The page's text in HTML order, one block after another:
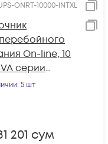
ONRT-10000-INTXL
On-line, 10
серии
без АКБ
: 5 шт
201 сум